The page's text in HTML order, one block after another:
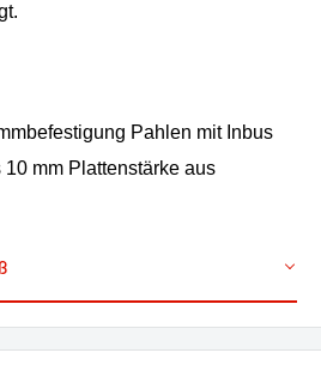
Pahlen mit Inbus
mm Plattenstärke aus